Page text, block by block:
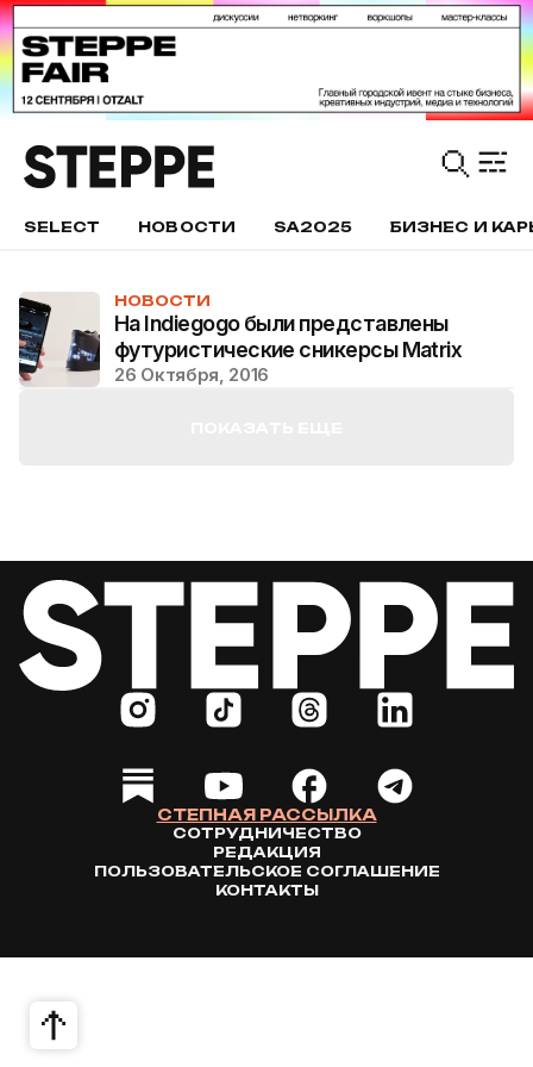
SELECT НОВОСТИ SA2025 БИЗНЕС И
НОВОСТИ
На Indiegogo были представлены
футуристические сникерсы Matrix
26 Октября, 2016
СТЕПНАЯ РАССЫЛКА
СОТРУДНИЧЕСТВО
РЕДАКЦИЯ
ПОЛЬЗОВАТЕЛЬСКОЕ СОГЛАШЕНИЕ
КОНТАКТЫ